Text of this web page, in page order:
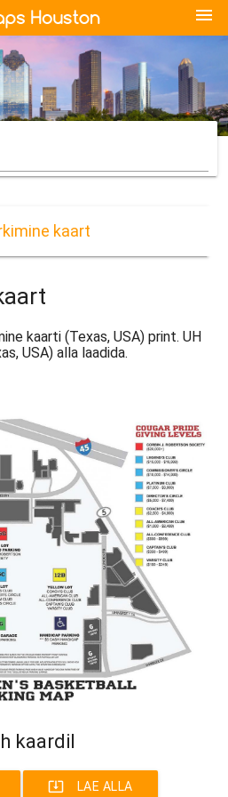
menu
kaart
kaarti (Texas, USA) print. UH
USA) alla laadida.
kaardil
system_update_alt LAE ALLA